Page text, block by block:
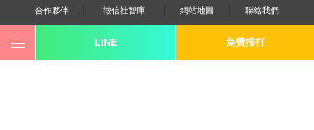
LINE 免費撥打
合作夥伴 徵信社智庫 網站地圖 聯絡我們
0800-250-555 revote990109@gmail.com
youtube twitter facebook line